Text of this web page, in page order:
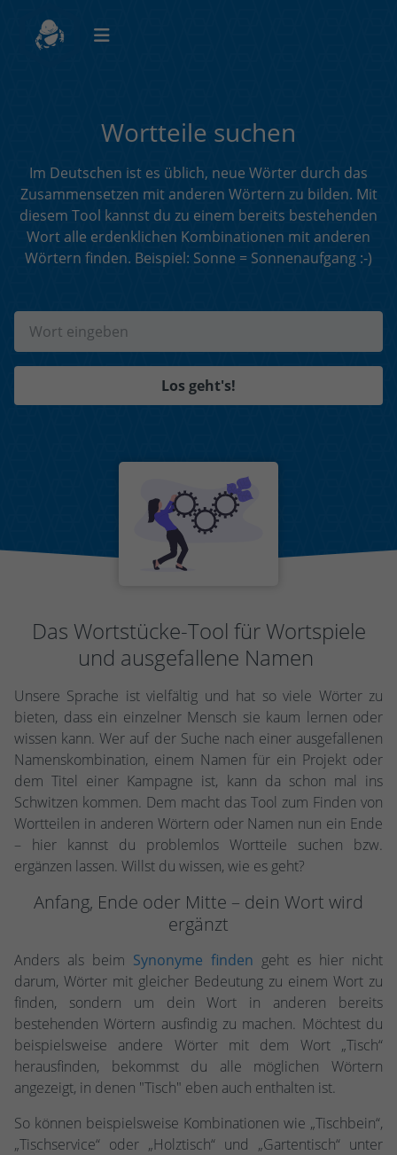
Wortteile suchen
Im Deutschen ist es üblich, neue Wörter durch das
Zusammensetzen mit anderen Wörtern zu bilden. Mit
diesem Tool kannst du zu einem bereits bestehenden
Wort alle erdenklichen Kombinationen mit anderen
Wörtern finden. Beispiel: Sonne = Sonnenaufgang :-)
Los geht's!
Das Wortstücke-Tool für Wortspiele
und ausgefallene Namen
Unsere Sprache ist vielfältig und hat so viele Wörter zu
bieten, dass ein einzelner Mensch sie kaum lernen oder
wissen kann. Wer auf der Suche nach einer ausgefallenen
Namenskombination, einem Namen für ein Projekt oder
dem Titel einer Kampagne ist, kann da schon mal ins
Schwitzen kommen. Dem macht das Tool zum Finden von
Wortteilen in anderen Wörtern oder Namen nun ein Ende
– hier kannst du problemlos Wortteile suchen bzw.
ergänzen lassen. Willst du wissen, wie es geht?
Anfang, Ende oder Mitte – dein Wort wird
ergänzt
Anders als beim Synonyme finden geht es hier nicht
darum, Wörter mit gleicher Bedeutung zu einem Wort zu
finden, sondern um dein Wort in anderen bereits
bestehenden Wörtern ausfindig zu machen. Möchtest du
beispielsweise andere Wörter mit dem Wort „Tisch“
herausfinden, bekommst du alle möglichen Wörtern
angezeigt, in denen "Tisch" eben auch enthalten ist.
So können beispielsweise Kombinationen wie „Tischbein“,
„Tischservice“ oder „Holztisch“ und „Gartentisch“ unter